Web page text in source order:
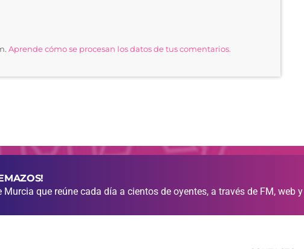
Aprende cómo se procesan los datos de tus comentarios.
que reúne cada día a cientos de oyentes, a través de FM, web